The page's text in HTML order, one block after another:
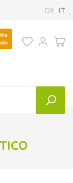
DE IT